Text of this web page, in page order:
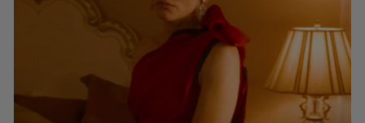
Federația SANITAS suspendă temporar greva generală din
sistemul sanitar